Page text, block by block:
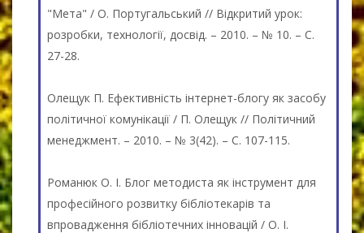
"Мета" / О. Португальський // Відкритий урок:
розробки, технології, досвід. – 2010. – № 10. – С.
27-28.
Олещук П. Ефективність інтернет-блогу як засобу
політичної комунікації / П. Олещук // Політичний
менеджмент. – 2010. – № 3(42). – С. 107-115.
Романюк О. І. Блог методиста як інструмент для
професійного розвитку бібліотекарів та
впровадження бібліотечних інновацій / О. І.